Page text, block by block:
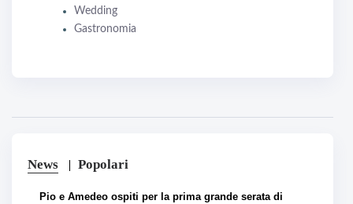
Wedding
Gastronomia
News Popolari
Pio e Amedeo ospiti per la prima grande serata di